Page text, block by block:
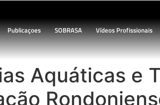
Publicaçoes SOBRASA Vídeos Profissionais
Aquáticas e